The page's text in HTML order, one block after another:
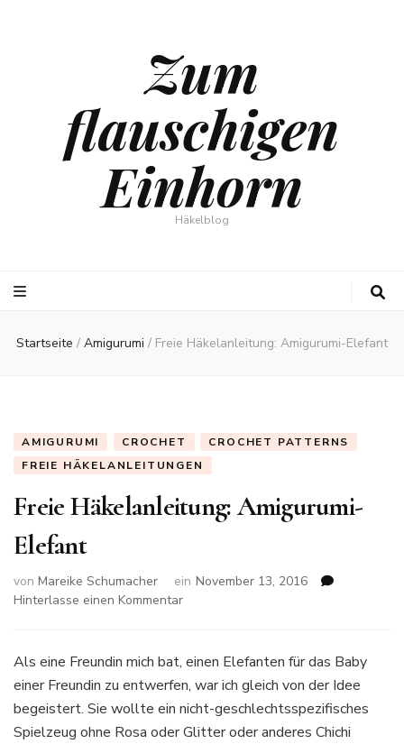
Zum
flauschigen
Einhorn
Häkelblog
Startseite / Amigurumi / Freie Häkelanleitung: Amigurumi-Elefant
AMIGURUMI CROCHET
CROCHET PATTERNS
FREIE HÄKELANLEITUNGEN
Freie Häkelanleitung: Amigurumi-
Elefant
von Mareike Schumacher ein November 13, 2016
Hinterlasse einen Kommentarzu
Amigurumi-
Als eine Freundin mich bat, einen Elefanten für das Baby
einer Freundin zu entwerfen, war ich gleich von der Idee
begeistert. Sie wollte ein nicht-geschlechtsspezifisches
Spielzeug ohne Rosa oder Glitter oder anderes Chichi